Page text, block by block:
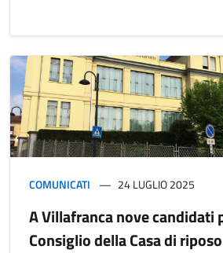
COMUNICATI 24 LUGLIO 2025
A Villafranca nove candidati
Consiglio della Casa di